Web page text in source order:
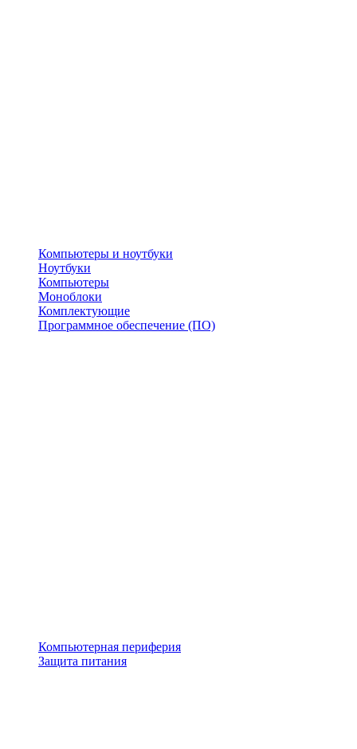
Компьютеры и ноутбуки
Ноутбуки
Компьютеры
Моноблоки
Комплектующие
Программное обеспечение (ПО)
Компьютерная периферия
Защита питания